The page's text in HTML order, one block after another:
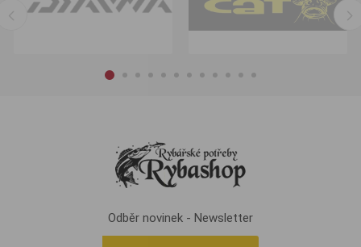
Odběr novinek - Newsletter